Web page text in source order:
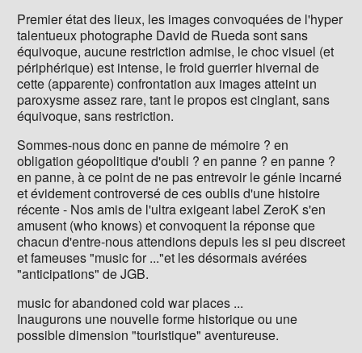
Premier état des lieux, les images convoquées de l'hyper
talentueux photographe David de Rueda sont sans
équivoque, aucune restriction admise, le choc visuel (et
périphérique) est intense, le froid guerrier hivernal de
cette (apparente) confrontation aux images atteint un
paroxysme assez rare, tant le propos est cinglant, sans
équivoque, sans restriction.
Sommes-nous donc en panne de mémoire ? en
obligation géopolitique d'oubli ? en panne ? en panne ?
en panne, à ce point de ne pas entrevoir le génie incarné
et évidement controversé de ces oublis d'une histoire
récente - Nos amis de l'ultra exigeant label ZeroK s'en
amusent (who knows) et convoquent la réponse que
chacun d'entre-nous attendions depuis les si peu discreet
et fameuses "music for ..."et les désormais avérées
"anticipations" de JGB.
music for abandoned cold war places ...
Inaugurons une nouvelle forme historique ou une
possible dimension "touristique" aventureuse.